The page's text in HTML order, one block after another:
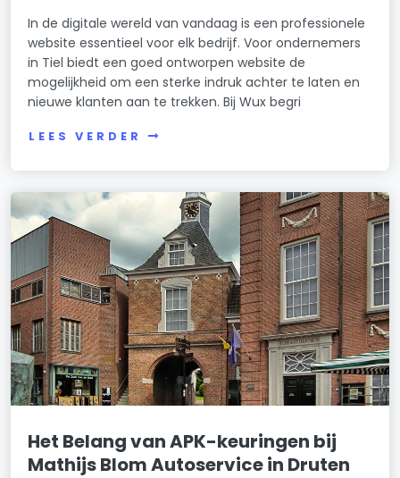
In de digitale wereld van vandaag is een professionele
website essentieel voor elk bedrijf. Voor ondernemers
in Tiel biedt een goed ontworpen website de
mogelijkheid om een sterke indruk achter te laten en
nieuwe klanten aan te trekken. Bij Wux begri
LEES VERDER
Het Belang van APK-keuringen bij
Mathijs Blom Autoservice in Druten